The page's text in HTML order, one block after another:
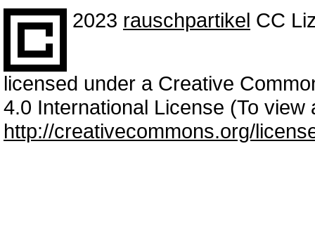
2023 rauschpartikel CC
licensed under a Creative
4.0 International License (To
http://creativecommons.org/